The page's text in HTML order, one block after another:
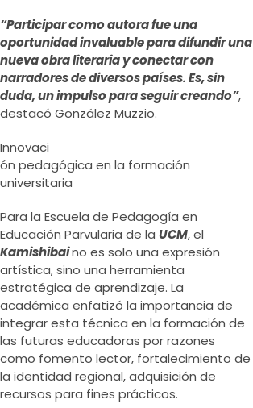
“Participar como autora fue una
oportunidad invaluable para difundir una
nueva obra literaria y conectar con
narradores de diversos países. Es, sin
duda, un impulso para seguir creando”,
destacó González Muzzio.
Innovaci
ón pedagógica en la formación
universitaria
Para la Escuela de Pedagogía en
Educación Parvularia de la UCM, el
Kamishibaino es solo una expresión
artística, sino una herramienta
estratégica de aprendizaje. La
académica enfatizó la importancia de
integrar esta técnica en la formación de
las futuras educadoras por razones
como fomento lector, fortalecimiento de
la identidad regional, adquisición de
recursos para fines prácticos.